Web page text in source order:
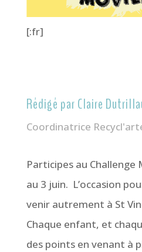
[:fr]
Rédigé par Claire
Coordinatrice
Participes au Challenge
au 3 juin. L’occasion
venir autrement à St
Chaque enfant, et
des points en venant à